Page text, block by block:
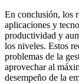
En conclusión, los
aplicaciones y
productividad y
los niveles. Estos
problemas de la
aprovechar al
desempeño de la